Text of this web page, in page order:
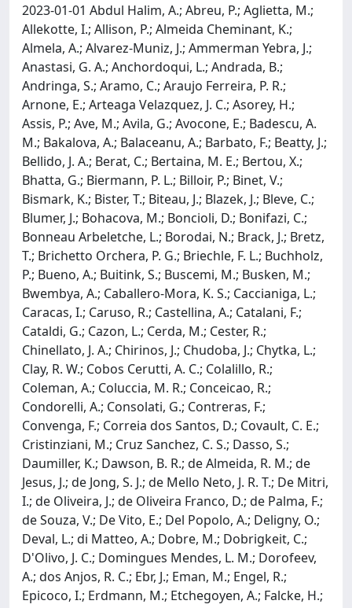
2023-01-01 Abdul Halim, A.; Abreu, P.; Aglietta, M.;
Allekotte, I.; Allison, P.; Almeida Cheminant, K.;
Almela, A.; Alvarez-Muniz, J.; Ammerman Yebra, J.;
Anastasi, G. A.; Anchordoqui, L.; Andrada, B.;
Andringa, S.; Aramo, C.; Araujo Ferreira, P. R.;
Arnone, E.; Arteaga Velazquez, J. C.; Asorey, H.;
Assis, P.; Ave, M.; Avila, G.; Avocone, E.; Badescu, A.
M.; Bakalova, A.; Balaceanu, A.; Barbato, F.; Beatty, J.;
Bellido, J. A.; Berat, C.; Bertaina, M. E.; Bertou, X.;
Bhatta, G.; Biermann, P. L.; Billoir, P.; Binet, V.;
Bismark, K.; Bister, T.; Biteau, J.; Blazek, J.; Bleve, C.;
Blumer, J.; Bohacova, M.; Boncioli, D.; Bonifazi, C.;
Bonneau Arbeletche, L.; Borodai, N.; Brack, J.; Bretz,
T.; Brichetto Orchera, P. G.; Briechle, F. L.; Buchholz,
P.; Bueno, A.; Buitink, S.; Buscemi, M.; Busken, M.;
Bwembya, A.; Caballero-Mora, K. S.; Caccianiga, L.;
Caracas, I.; Caruso, R.; Castellina, A.; Catalani, F.;
Cataldi, G.; Cazon, L.; Cerda, M.; Cester, R.;
Chinellato, J. A.; Chirinos, J.; Chudoba, J.; Chytka, L.;
Clay, R. W.; Cobos Cerutti, A. C.; Colalillo, R.;
Coleman, A.; Coluccia, M. R.; Conceicao, R.;
Condorelli, A.; Consolati, G.; Contreras, F.;
Convenga, F.; Correia dos Santos, D.; Covault, C. E.;
Cristinziani, M.; Cruz Sanchez, C. S.; Dasso, S.;
Daumiller, K.; Dawson, B. R.; de Almeida, R. M.; de
Jesus, J.; de Jong, S. J.; de Mello Neto, J. R. T.; De Mitri,
I.; de Oliveira, J.; de Oliveira Franco, D.; de Palma, F.;
de Souza, V.; De Vito, E.; Del Popolo, A.; Deligny, O.;
Deval, L.; di Matteo, A.; Dobre, M.; Dobrigkeit, C.;
D'Olivo, J. C.; Domingues Mendes, L. M.; Dorofeev,
A.; dos Anjos, R. C.; Ebr, J.; Eman, M.; Engel, R.;
Epicoco, I.; Erdmann, M.; Etchegoyen, A.; Falcke, H.;